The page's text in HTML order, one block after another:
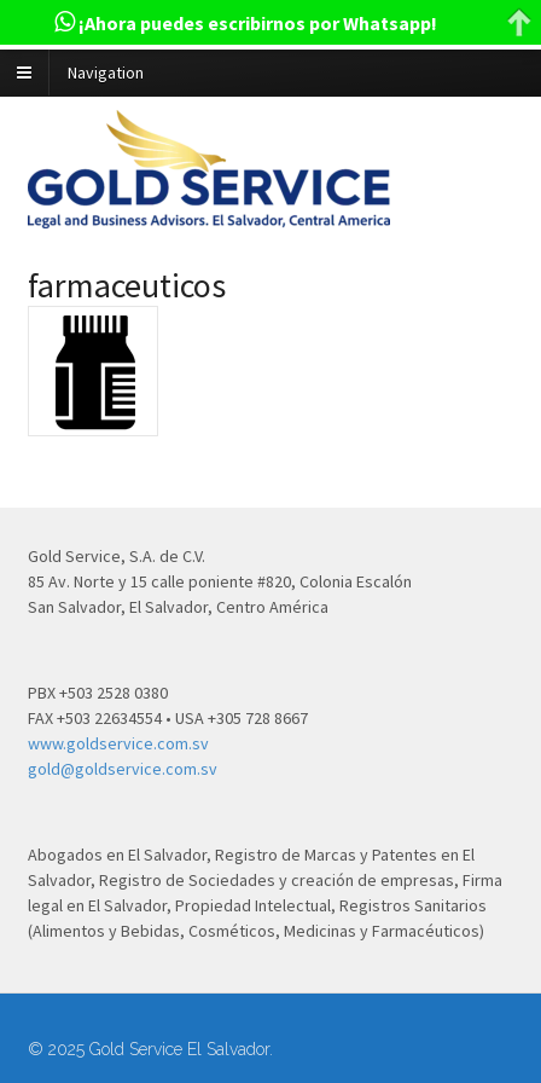
Navigation
farmaceuticos
Gold Service, S.A. de C.V.
85 Av. Norte y 15 calle poniente #820, Colonia Escalón
San Salvador, El Salvador, Centro América
PBX +503 2528 0380
FAX +503 22634554 • USA +305 728 8667
www.goldservice.com.sv
gold@goldservice.com.sv
Abogados en El Salvador, Registro de Marcas y Patentes en El
Salvador, Registro de Sociedades y creación de empresas, Firma
legal en El Salvador, Propiedad Intelectual, Registros Sanitarios
(Alimentos y Bebidas, Cosméticos, Medicinas y Farmacéuticos)
© 2025 Gold Service El Salvador.
¡Ahora puedes escribirnos por Whatsapp!